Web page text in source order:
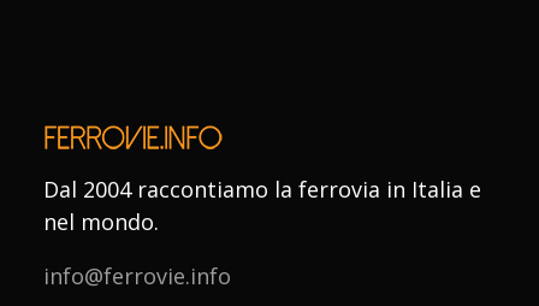
Dal 2004 raccontiamo la ferrovia in Italia e
nel mondo.
info@ferrovie.info